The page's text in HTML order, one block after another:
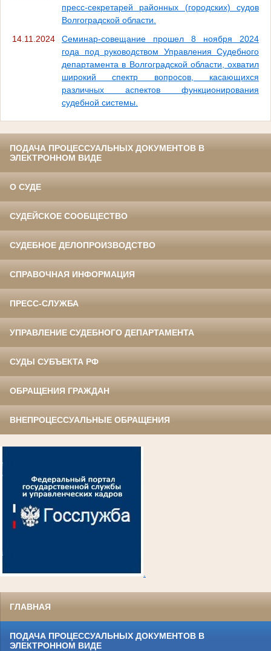
пресс-секретарей районных (городских) судов
Волгоградской области.
14.11.2024
Семинар-совещание прошел 8 ноября 2024
года под руководством Управления Судебного
департамента в Волгоградской области, охватил
широкий спектр вопросов, касающихся
различных аспектов функционирования
судебной системы.
ПОДАЧА ПРОЦЕССУАЛЬНЫХ ДОКУМЕНТОВ В
ЭЛЕКТРОННОМ ВИДЕ
О СУДЕ
СУДЕЙСКОЕ СООБЩЕСТВО
СУДЕБНОЕ ДЕЛОПРОИЗВОДСТВО
СПРАВОЧНАЯ ИНФОРМАЦИЯ
ПРЕСС-СЛУЖБА
УПРАВЛЕНИЕ СУДЕБНОГО ДЕПАРТАМЕНТА
СУДЫ СУБЪЕКТА РФ
ОБРАЩЕНИЯ ГРАЖДАН
ВНЕПРОЦЕССУАЛЬНЫЕ ОБРАЩЕНИЯ
ГЛАВНАЯ
ПОДАЧА ПРОЦЕССУАЛЬНЫХ ДОКУМЕНТОВ В
ЭЛЕКТРОННОМ ВИДЕ